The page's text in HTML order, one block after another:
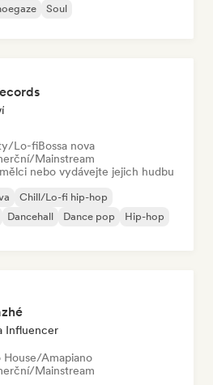
Soul
Lo-fiBossa nova
Mainstream
nebo vydávejte jejich hudbu
Chill/Lo-fi hip-hop
Dancehall Dance pop
Hip-hop
Influencer
House/Amapiano
Mainstream